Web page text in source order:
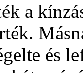
a
és